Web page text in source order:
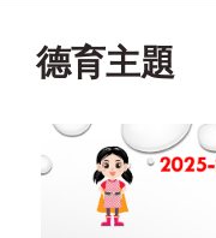
德育主題